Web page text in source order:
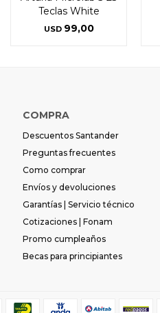
Teclas White
USD 99,00
COMPRA
Descuentos Santander
Preguntas frecuentes
Como comprar
Envíos y devoluciones
Garantías | Servicio técnico
Cotizaciones | Fonam
Promo cumpleaños
Becas para principiantes